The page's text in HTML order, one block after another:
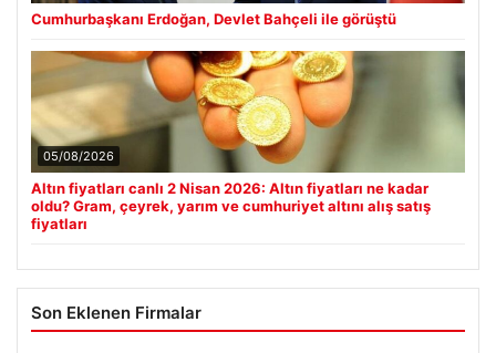
Cumhurbaşkanı Erdoğan, Devlet Bahçeli ile görüştü
05/08/2026
Altın fiyatları canlı 2 Nisan 2026: Altın fiyatları ne kadar
oldu? Gram, çeyrek, yarım ve cumhuriyet altını alış satış
fiyatları
Son Eklenen Firmalar